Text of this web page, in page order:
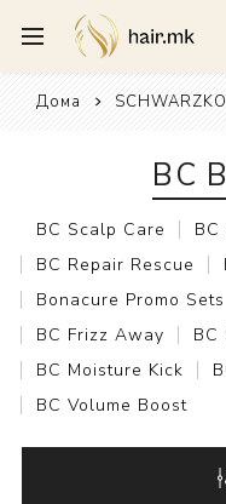
Дома
BC
BC Scalp Care
BC Repair Rescue
Bonacure Promo Sets
BC Frizz Away
BC
BC Moisture Kick
BC Volume Boost